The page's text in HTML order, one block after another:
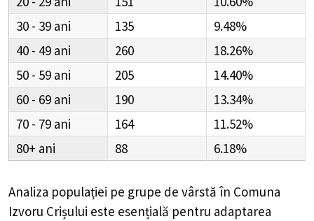
30 - 39
135
9.48%
40 - 49
260
18.26%
50 - 59
205
14.40%
60 - 69
190
13.34%
70 - 79
164
11.52%
80+
88 6.18%
Analiza populației pe grupe de vârstă în Comuna
Izvoru Crișului este esențială pentru adaptarea